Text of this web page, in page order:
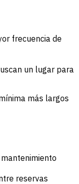
frecuencia de
un lugar para
más largos
reservas